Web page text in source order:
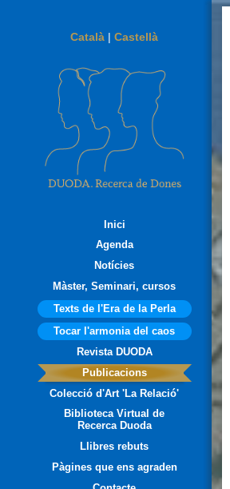
Català |Castellà
Inici
Agenda
Notícies
Màster, Seminari, cursos
Texts de l'Era de la Perla
Tocar l'armonia del caos
Revista DUODA
Publicacions
Colecció d'Art 'La Relació'
Biblioteca Virtual de
Recerca Duoda
Llibres rebuts
Pàgines que ens agraden